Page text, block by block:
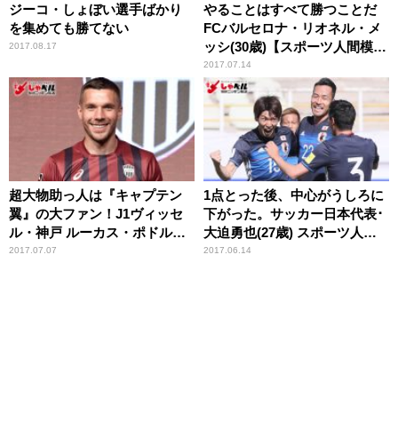
ジーコ・しょぼい選手ばかり
を集めても勝てない
2017.08.17
やることはすべて勝つことだ
FCバルセロナ・リオネル・メ
ッシ(30歳)【スポーツ人間模
様】
2017.07.14
超大物助っ人は『キャプテン
翼』の大ファン！J1ヴィッセ
ル・神戸 ルーカス・ポドルス
キ(32歳)【スポーツ人間模様】
2017.07.07
1点とった後、中心がうしろに
下がった。サッカー日本代表･
大迫勇也(27歳) スポーツ人間
模様
2017.06.14